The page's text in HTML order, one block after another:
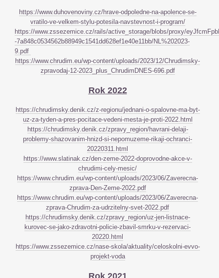
https://www.duhovenoviny.cz/hrave-odpoledne-na-apolence-se-
vratilo-ve-velkem-stylu-potesila-navstevnost-i-program/
https://www.zssezemice.cz/rails/active_storage/blobs/proxy/
-7a848c0534562b88949c1541dd628ef1e40e11bb/NL%202023-
9.pdf
https://www.chrudim.eu/wp-content/uploads/2023/12/Chrudimsky-
zpravodaj-12-2023_plus_ChrudimDNES-696.pdf
Rok 2022
https://chrudimsky.denik.cz/z-regionu/jednani-o-spalovne-ma-byt-
uz-za-tyden-a-pres-pocitace-vedeni-mesta-je-proti-2022.html
https://chrudimsky.denik.cz/zpravy_region/havrani-delaji-
problemy-shazovanim-hnizd-si-nepomuzeme-rikaji-ochranci-
20220311.html
https://www.slatinak.cz/den-zeme-2022-doprovodne-akce-v-
chrudimi-cely-mesic/
https://www.chrudim.eu/wp-content/uploads/2023/06/Zaverecna-
zprava-Den-Zeme-2022.pdf
https://www.chrudim.eu/wp-content/uploads/2023/06/Zaverecna-
zprava-Chrudim-za-udrzitelny-svet-2022.pdf
https://chrudimsky.denik.cz/zpravy_region/uz-jen-listnace-
kurovec-se-jako-zdravotni-policie-zbavil-smrku-v-rezervaci-
20220.html
https://www.zssezemice.cz/nase-skola/aktuality/celoskolni-evvo-
projekt-voda
Rok 2021